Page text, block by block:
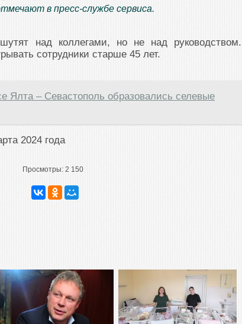
в пресс-службе сервиса.
над коллегами, но не над руководством.
сотрудники старше 45 лет.
Ялта – Севастополь образовались селевые
2024 года
Просмотры: 2 150